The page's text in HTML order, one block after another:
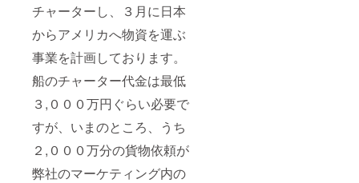
チャーターし、３⽉に⽇本
からアメリカへ物資を運ぶ
事業を計画しております。
船のチャーター代⾦は最低
３,０００万円ぐらい必要で
すが、いまのところ、うち
２,０００万分の貨物依頼が
弊社のマーケティング内の